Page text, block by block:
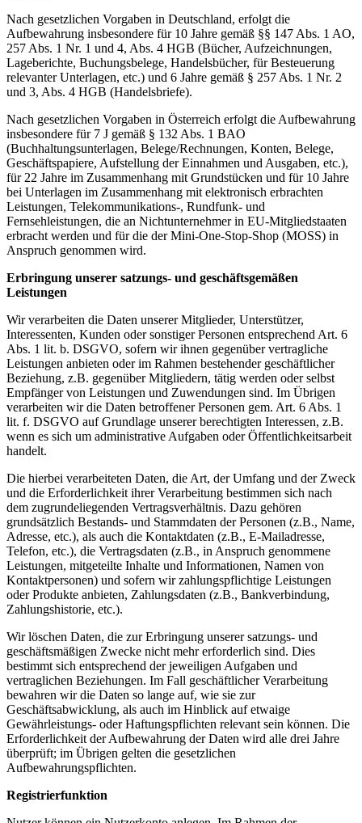
Nach gesetzlichen Vorgaben in Deutschland, erfolgt die
Aufbewahrung insbesondere für 10 Jahre gemäß §§ 147 Abs. 1 AO,
257 Abs. 1 Nr. 1 und 4, Abs. 4 HGB (Bücher, Aufzeichnungen,
Lageberichte, Buchungsbelege, Handelsbücher, für Besteuerung
relevanter Unterlagen, etc.) und 6 Jahre gemäß § 257 Abs. 1 Nr. 2
und 3, Abs. 4 HGB (Handelsbriefe).
Nach gesetzlichen Vorgaben in Österreich erfolgt die Aufbewahrung
insbesondere für 7 J gemäß § 132 Abs. 1 BAO
(Buchhaltungsunterlagen, Belege/Rechnungen, Konten, Belege,
Geschäftspapiere, Aufstellung der Einnahmen und Ausgaben, etc.),
für 22 Jahre im Zusammenhang mit Grundstücken und für 10 Jahre
bei Unterlagen im Zusammenhang mit elektronisch erbrachten
Leistungen, Telekommunikations-, Rundfunk- und
Fernsehleistungen, die an Nichtunternehmer in EU-Mitgliedstaaten
erbracht werden und für die der Mini-One-Stop-Shop (MOSS) in
Anspruch genommen wird.
Erbringung unserer satzungs- und geschäftsgemäßen
Leistungen
Wir verarbeiten die Daten unserer Mitglieder, Unterstützer,
Interessenten, Kunden oder sonstiger Personen entsprechend Art. 6
Abs. 1 lit. b. DSGVO, sofern wir ihnen gegenüber vertragliche
Leistungen anbieten oder im Rahmen bestehender geschäftlicher
Beziehung, z.B. gegenüber Mitgliedern, tätig werden oder selbst
Empfänger von Leistungen und Zuwendungen sind. Im Übrigen
verarbeiten wir die Daten betroffener Personen gem. Art. 6 Abs. 1
lit. f. DSGVO auf Grundlage unserer berechtigten Interessen, z.B.
wenn es sich um administrative Aufgaben oder Öffentlichkeitsarbeit
handelt.
Die hierbei verarbeiteten Daten, die Art, der Umfang und der Zweck
und die Erforderlichkeit ihrer Verarbeitung bestimmen sich nach
dem zugrundeliegenden Vertragsverhältnis. Dazu gehören
grundsätzlich Bestands- und Stammdaten der Personen (z.B., Name,
Adresse, etc.), als auch die Kontaktdaten (z.B., E-Mailadresse,
Telefon, etc.), die Vertragsdaten (z.B., in Anspruch genommene
Leistungen, mitgeteilte Inhalte und Informationen, Namen von
Kontaktpersonen) und sofern wir zahlungspflichtige Leistungen
oder Produkte anbieten, Zahlungsdaten (z.B., Bankverbindung,
Zahlungshistorie, etc.).
Wir löschen Daten, die zur Erbringung unserer satzungs- und
geschäftsmäßigen Zwecke nicht mehr erforderlich sind. Dies
bestimmt sich entsprechend der jeweiligen Aufgaben und
vertraglichen Beziehungen. Im Fall geschäftlicher Verarbeitung
bewahren wir die Daten so lange auf, wie sie zur
Geschäftsabwicklung, als auch im Hinblick auf etwaige
Gewährleistungs- oder Haftungspflichten relevant sein können. Die
Erforderlichkeit der Aufbewahrung der Daten wird alle drei Jahre
überprüft; im Übrigen gelten die gesetzlichen
Aufbewahrungspflichten.
Registrierfunktion